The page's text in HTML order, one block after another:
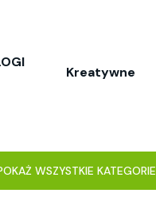
Kreatywne
WSZYSTKIE KATEGORIE